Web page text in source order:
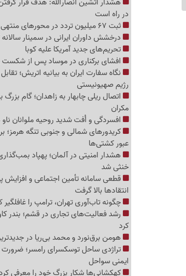
در راه است
ثبت 67 میلیون تردد در محورهای منتهی به مرزها
درخشش داوران ایرانی در سمینار سالانه AFC در تاشکند
تحریم‌های جدید آمریکا علیه کوبا
افشای برکناری در موساد پس از شکست
نگاه سفارت ایران به بیانیه اتریش؛
رژیم صهیونیستی
اتصال ریلی چابهار به زاهدان؛ گام
مکران
افسردگی و اُفت شدید روحیه ملوانان ناو
کریدورهای شمالی و جنوبی تنگه هرمز؛
عبور کشتی‌ها
هشدار امنیتی در آلمان؛ پهپاد
خنثی شد
قطعی سامانه تأمین اجتماعی و افزایش
انتقادها بالا گرفت
چگونه تاب‌آوری تهران، ترامپ را غافلگیر
کرد
هومن برق‌نورد و محمد بی‌ریا در
تراژدی ساحل توسکسرای رامسر؛ ضرورت
ایمنی سواحل